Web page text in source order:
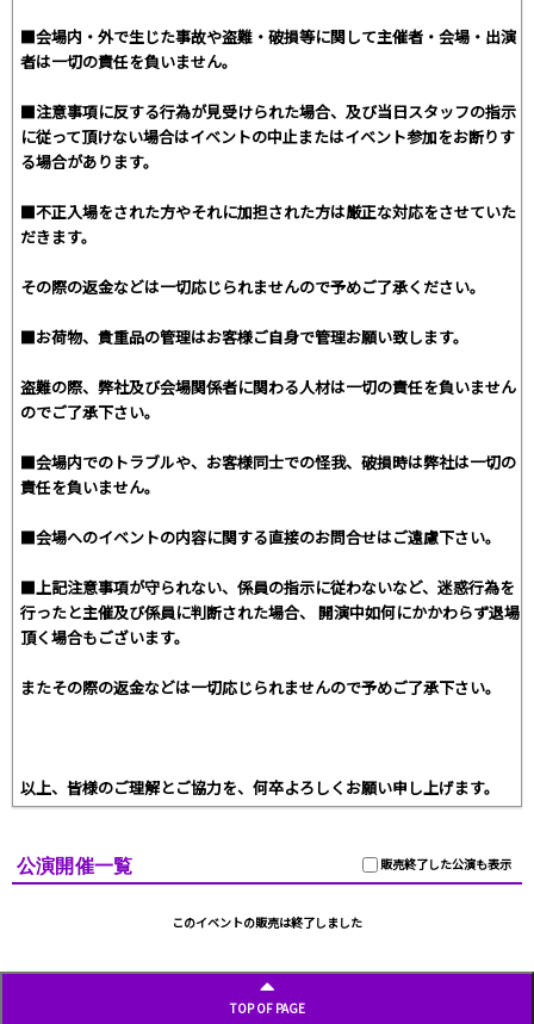
■会場内・外で生じた事故や盗難・破損等に関して主催者・会場・出演
者は一切の責任を負いません。
■注意事項に反する行為が見受けられた場合、及び当日スタッフの指示
に従って頂けない場合はイベントの中止またはイベント参加をお断りす
る場合があります。
■不正入場をされた方やそれに加担された方は厳正な対応をさせていた
だきます。
その際の返金などは一切応じられませんので予めご了承ください。
■お荷物、貴重品の管理はお客様ご自身で管理お願い致します。
盗難の際、弊社及び会場関係者に関わる人材は一切の責任を負いません
のでご了承下さい。
■会場内でのトラブルや、お客様同士での怪我、破損時は弊社は一切の
責任を負いません。
■会場へのイベントの内容に関する直接のお問合せはご遠慮下さい。
■上記注意事項が守られない、係員の指示に従わないなど、迷惑行為を
行ったと主催及び係員に判断された場合、 開演中如何にかかわらず退場
頂く場合もございます。
またその際の返金などは一切応じられませんので予めご了承下さい。
以上、皆様のご理解とご協力を、何卒よろしくお願い申し上げます。
販売終了した公演も表示
公演開催一覧
このイベントの販売は終了しました
TOP OF PAGE